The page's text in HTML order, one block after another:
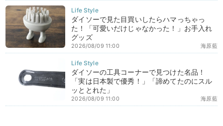
ダイソーで見た目買いしたらハマっちゃっ
た！「可愛いだけじゃなかった！」お手入れ
グッズ
海原藍
2026/08/09 11:00
ダイソーの工具コーナーで見つけた名品！
「実は日本製で優秀！」「諦めてたのにスル
ッととれた」
海原藍
2026/08/09 11:00